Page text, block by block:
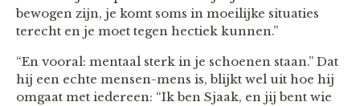
bewogen zijn, je komt soms in moeilijke situaties
terecht en je moet tegen hectiek kunnen.”
“En vooral: mentaal sterk in je schoenen staan.” Dat
hij een echte mensen-mens is, blijkt wel uit hoe hij
omgaat met iedereen: “Ik ben Sjaak, en jij bent wie